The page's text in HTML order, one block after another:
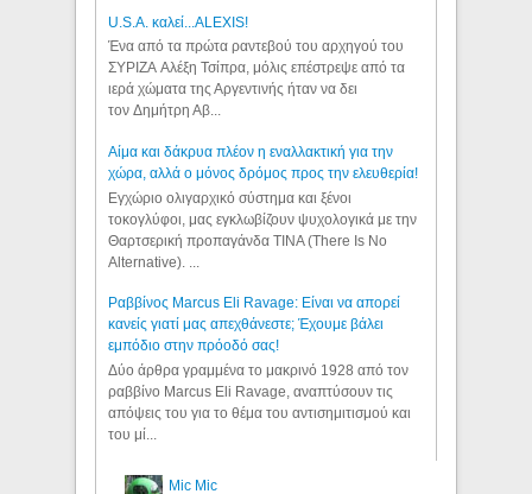
U.S.A. καλεί...ALEXIS!
Ένα από τα πρώτα ραντεβού του αρχηγού του
ΣΥΡΙΖΑ Αλέξη Τσίπρα, μόλις επέστρεψε από τα
ιερά χώματα της Αργεντινής ήταν να δει
τον Δημήτρη Αβ...
Αίμα και δάκρυα πλέον η εναλλακτική για την
χώρα, αλλά ο μόνος δρόμος προς την ελευθερία!
Εγχώριο ολιγαρχικό σύστημα και ξένοι
τοκογλύφοι, μας εγκλωβίζουν ψυχολογικά με την
Θαρτσερική προπαγάνδα TINA (There Is No
Alternative). ...
Ραββίνος Marcus Eli Ravage: Είναι να απορεί
κανείς γιατί μας απεχθάνεστε; Έχουμε βάλει
εμπόδιο στην πρόοδό σας!
Δύο άρθρα γραμμένα το μακρινό 1928 από τον
ραββίνο Marcus Eli Ravage, αναπτύσουν τις
απόψεις του για το θέμα του αντισημιτισμού και
του μί...
Mic Mic